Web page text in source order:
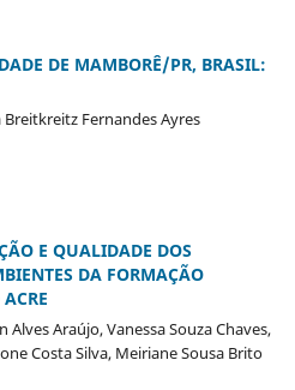
DE MAMBORÊ/PR, BRASIL:
Breitkreitz Fernandes Ayres
E QUALIDADE DOS
DA FORMAÇÃO
Alves Araújo, Vanessa Souza Chaves,
Costa Silva, Meiriane Sousa Brito